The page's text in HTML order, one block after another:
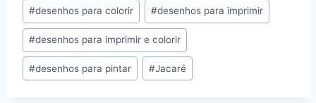
#desenhos para colorir #desenhos para imprimir
#desenhos para imprimir e colorir
#desenhos para pintar #Jacaré